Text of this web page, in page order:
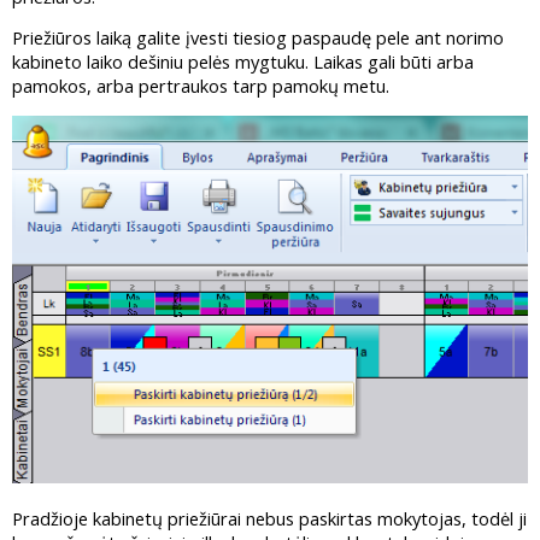
Priežiūros laiką galite įvesti tiesiog paspaudę pele ant norimo
kabineto laiko dešiniu pelės mygtuku. Laikas gali būti arba
pamokos, arba pertraukos tarp pamokų metu.
Pradžioje kabinetų priežiūrai nebus paskirtas mokytojas, todėl ji